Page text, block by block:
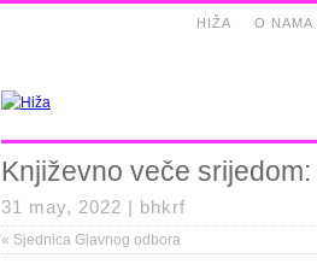
O NAMA
HIŽA
Književno veče
31 may, 2022 | bhkrf
« Sjednica Glavnog odbora